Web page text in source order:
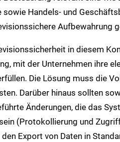
sowie Handels- und
Aufbewahrung
in diesem
mit der Unternehmen ihre
Die Lösung muss die
Darüber hinaus sollten
Änderungen, die das
(Protokollierung und
Export von Daten in